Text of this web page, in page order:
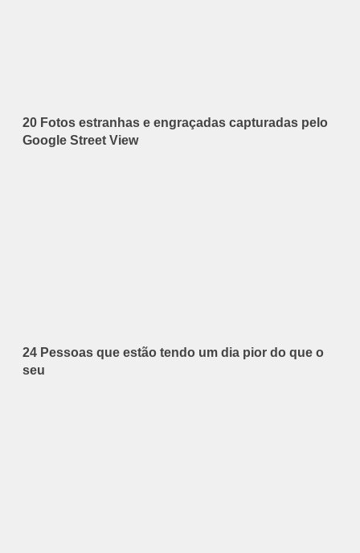
20 Fotos estranhas e engraçadas capturadas pelo
Google Street View
24 Pessoas que estão tendo um dia pior do que o
seu